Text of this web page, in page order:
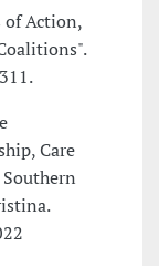
of Action,
Care